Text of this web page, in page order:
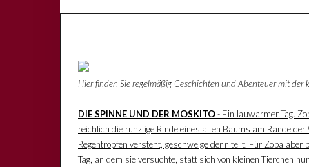
Hier finden Sie regelmäßig Geschichten und Abenteuer mit
DIE SPINNE UND DER MOSKITO- Ein lauwarmer Tag.
reichlich die runzlige Rinde eines alten Baums am Rande
Regentropfen versteht, geschweige denn teilt. Für Zoba
Tag, an dem sie versuchte, statt sich von kleinen Tierchen